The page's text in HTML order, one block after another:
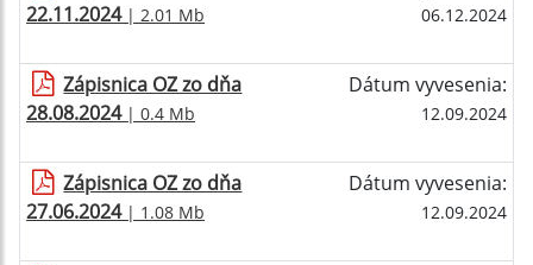
22.11.2024| 2.01 Mb 06.12.2024
Zápisnica OZ zo dňa
28.08.2024| 0.4 Mb
Dátum vyvesenia:
12.09.2024
Zápisnica OZ zo dňa
27.06.2024| 1.08 Mb
Dátum vyvesenia:
12.09.2024